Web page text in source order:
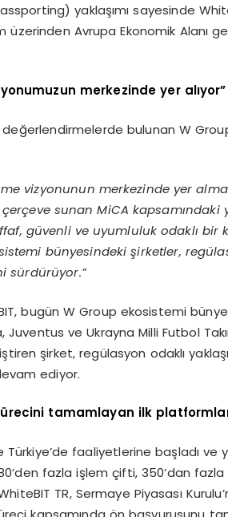
yaklaşımı sayesinde
üzerinden Avrupa Ekonomik Alanı
merkezinde yer alıyor”
bulunan W
vizyonunun merkezinde yer
sunan MiCA kapsamındaki
güvenli ve uyumluluk odaklı
bünyesindeki şirketler,
sürdürüyor.”
bugün W Group ekosistemi
Juventus ve Ukrayna Milli Futbol
şirket, regülasyon odaklı
ediyor.
tamamlayan ilk
Türkiye’de faaliyetlerine başladı ve
fazla işlem çifti, 350’dan
TR, Sermaye Piyasası